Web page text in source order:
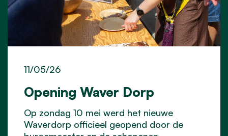
Opening Waver Dorp
11/05/26
Op zondag 10 mei werd het nieuwe
Waverdorp officieel geopend door de